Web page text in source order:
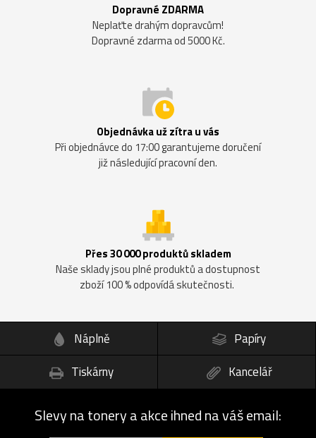
Dopravné ZDARMA
Neplaťte drahým dopravcům!
Dopravné zdarma od 5000 Kč.
Objednávka už zítra u vás
Při objednávce do 17:00 garantujeme doručení
již následující pracovní den.
Přes 30 000 produktů skladem
Naše sklady jsou plné produktů a dostupnost
zboží 100 % odpovídá skutečnosti.
Náplně
Papíry
Tiskárny
Kancelář
Slevy na tonery a akce ihned na váš email: